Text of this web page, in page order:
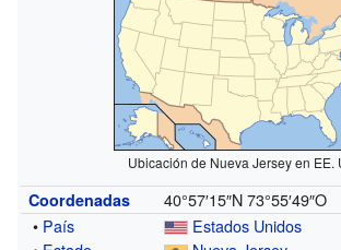
Ubicación de Nueva Jersey en EE.
Coordenadas 40°57′15″N 73°55′49″O
• País
Estados Unidos